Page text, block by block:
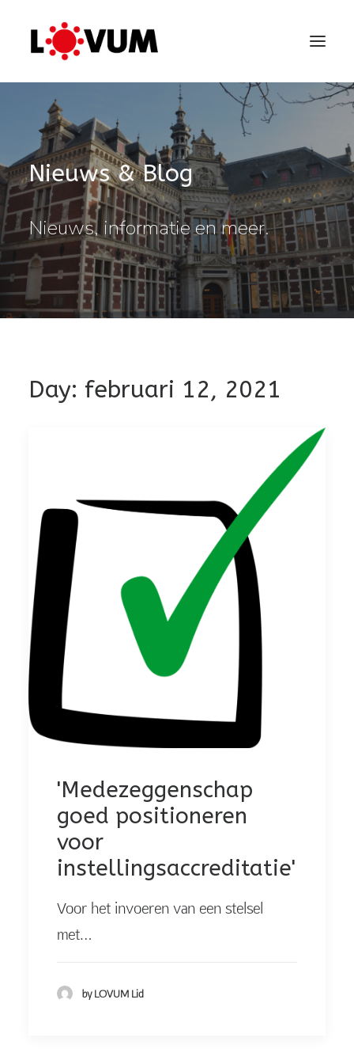
Nieuws & Blog
Nieuws, informatie en meer.
Day: februari 12, 2021
'Medezeggenschap
goed positioneren
voor
instellingsaccreditatie'
Voor het invoeren van een stelsel
met…
by LOVUM Lid